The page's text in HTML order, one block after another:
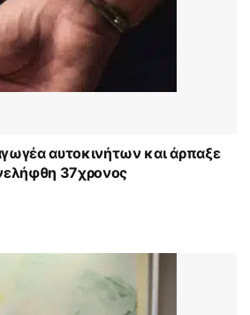
αυτοκινήτων και άρπαξε
37χρονος